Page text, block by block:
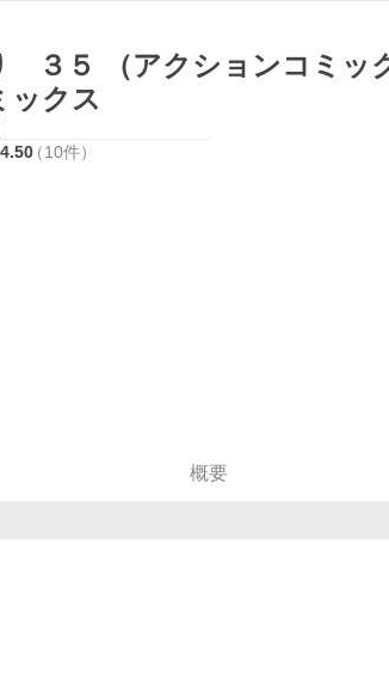
３５ （アクションコミッ
ックス
4.50（10件）
概要